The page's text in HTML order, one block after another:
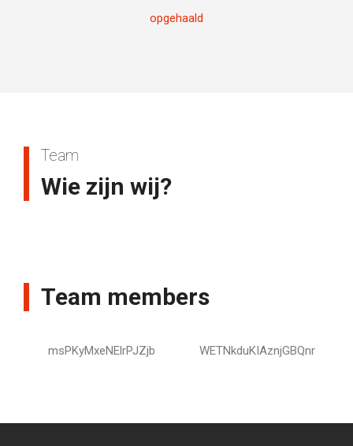
opgehaald
Team
Wie zijn wij?
Team members
msPKyMxeNElrPJZjb WETNkduKIAznjGBQnr